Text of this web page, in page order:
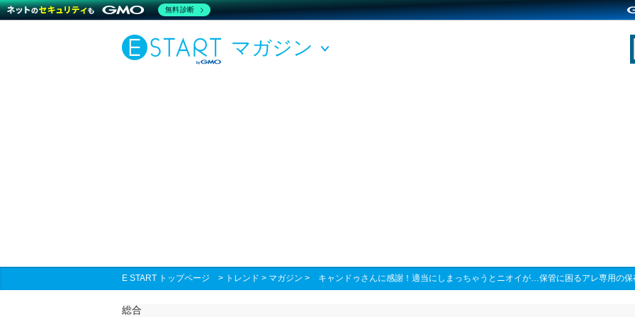
マガジン
E START トップページ > トレンド > マガジン > キャンドゥさんに感謝！適当にしまっちゃうとニオイが…保管に困るアレ専用の保
総合
無料診断